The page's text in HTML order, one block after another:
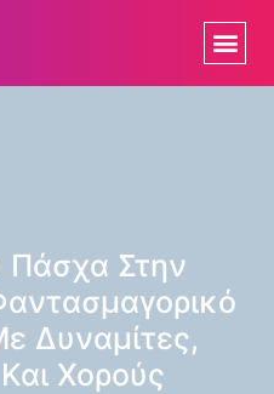
Πάσχα Στην
Δυναμίτες,
Χορούς